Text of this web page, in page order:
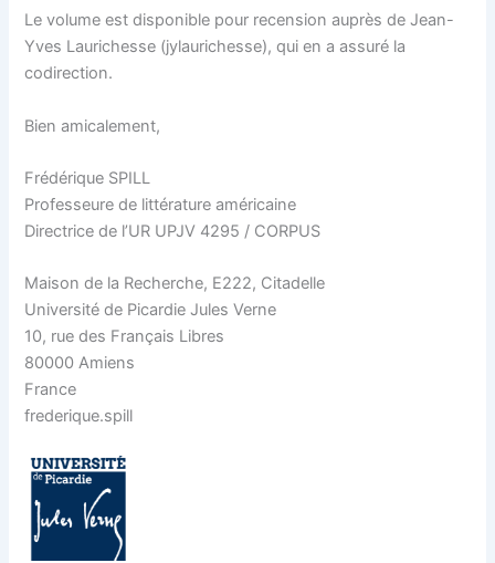
Le volume est disponible pour recension auprès de Jean-
Yves Laurichesse (jylaurichesse), qui en a assuré la
codirection.
Bien amicalement,
Frédérique SPILL
Professeure de littérature américaine
Directrice de l’UR UPJV 4295 / CORPUS
Maison de la Recherche, E222, Citadelle
Université de Picardie Jules Verne
10, rue des Français Libres
80000 Amiens
France
frederique.spill